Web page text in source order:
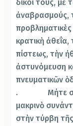
δικοί τους, μὲ
ἀναβρασμούς,
κρατικὴ
πίστεως, τὴν
ἀστυνόμευση
πνευματικῶν
. Μήτε σὲ
μακρινὸ
στὴν τύρβη